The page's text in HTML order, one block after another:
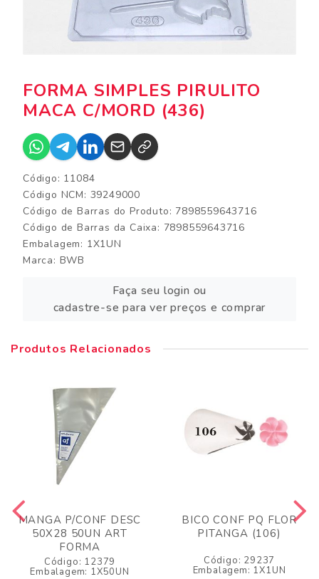
FORMA SIMPLES PIRULITO
MACA C/MORD (436)
Código: 11084
Código NCM: 39249000
Código de Barras do Produto: 7898559643716
Código de Barras da Caixa: 7898559643716
Embalagem: 1X1UN
Marca: BWB
Faça seu login ou
cadastre-se para ver preços e comprar
Produtos Relacionados
MANGA P/CONF DESC
50X28 50UN ART
FORMA
Código: 12379
Embalagem: 1X50UN
BICO CONF PQ FLOR
PITANGA (106)
Código: 29237
Embalagem: 1X1UN